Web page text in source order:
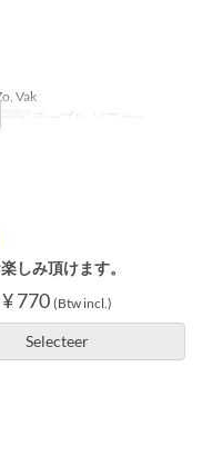
Vak
テーブル, ソファー
しみ頂けます。
¥ 770 (Btw incl.)
Selecteer